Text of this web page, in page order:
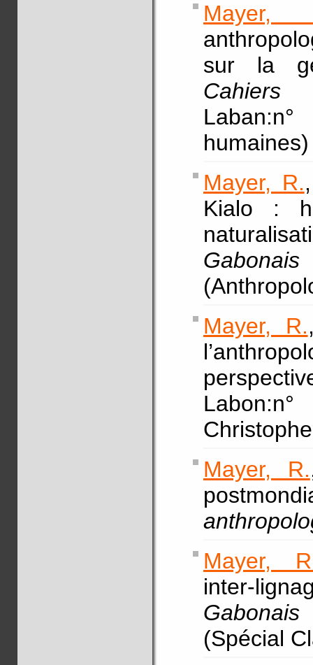
Mayer,
sur la
Cahiers
humaines)
Mayer, R.
Kialo :
Gabonais
Mayer, R.
Mayer, R.
Mayer,
inter-
Gabonais
(Spécial